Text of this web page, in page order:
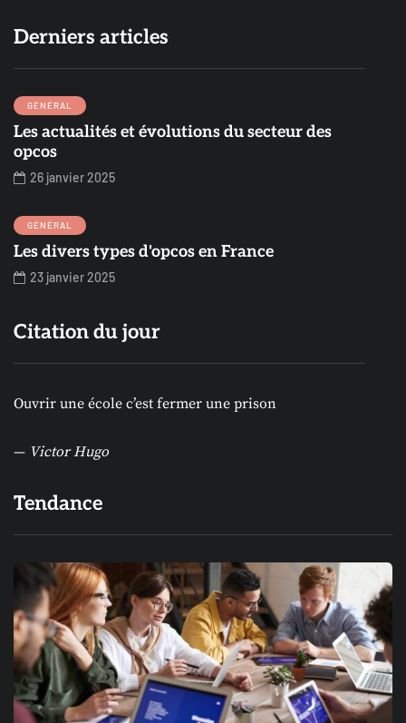
Derniers articles
GÉNÉRAL
Les actualités et évolutions du secteur des
opcos
26 janvier 2025
GÉNÉRAL
Les divers types d'opcos en France
23 janvier 2025
Citation du jour
Ouvrir une école c’est fermer une prison
— Victor Hugo
Tendance